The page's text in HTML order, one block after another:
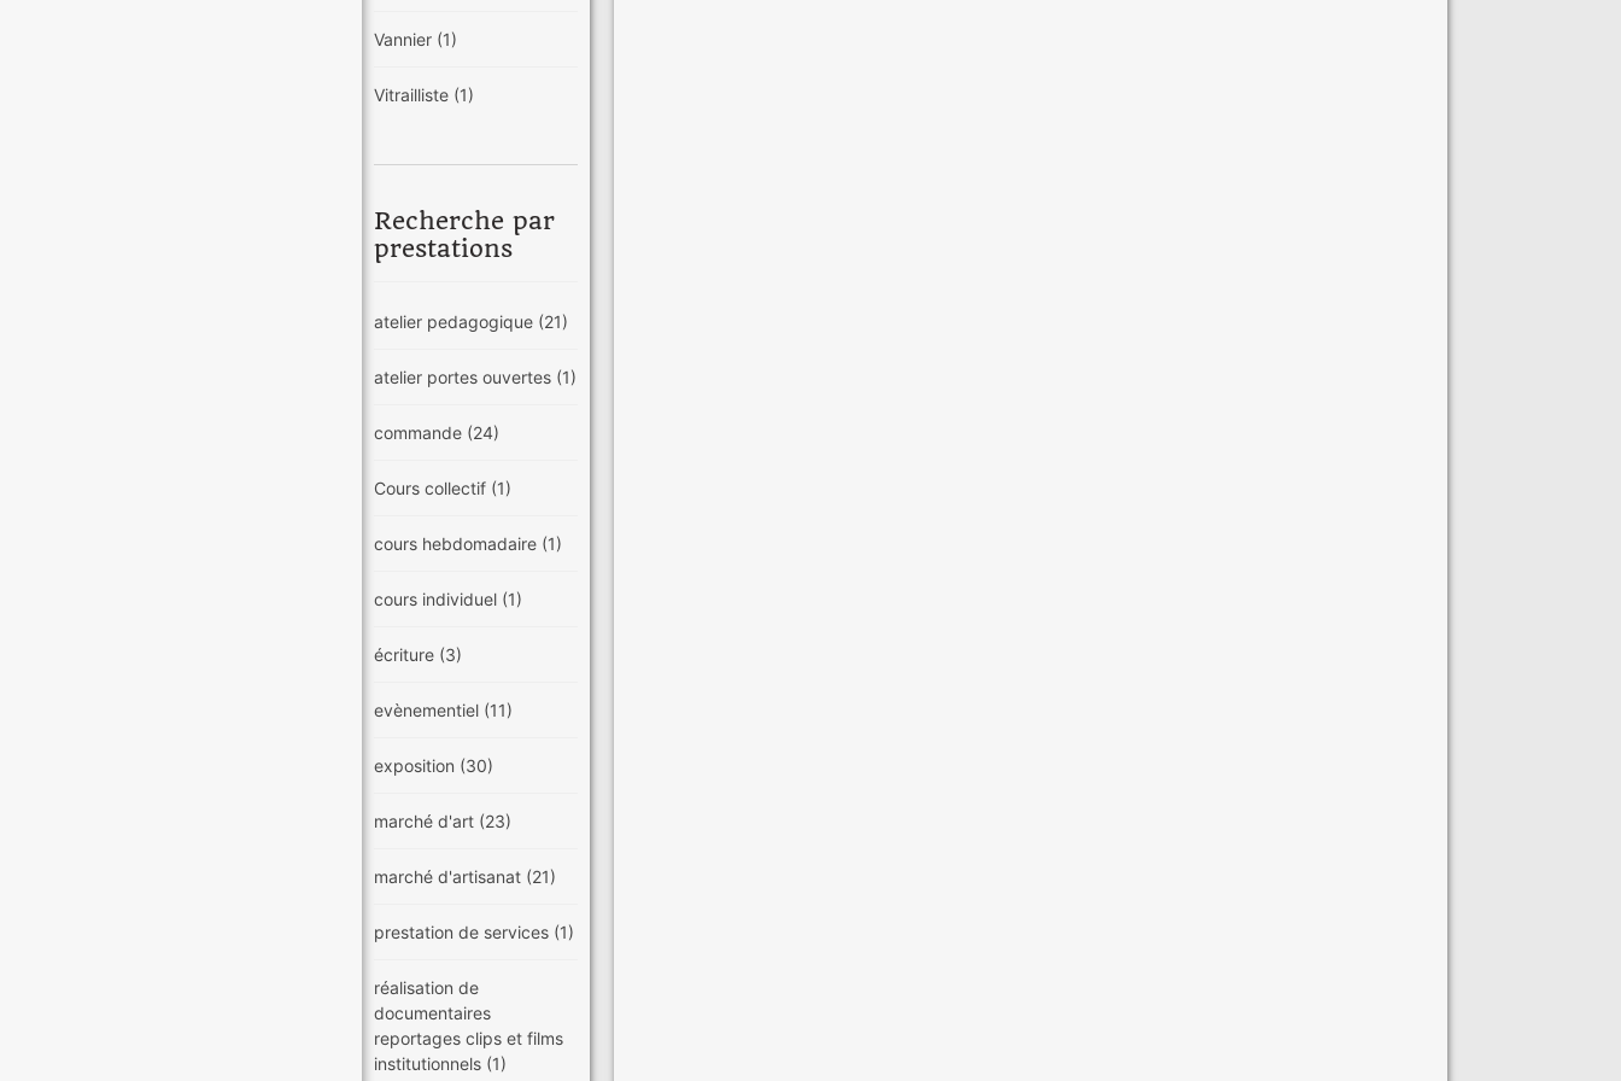
Vannier (1)
Vitrailliste (1)
Recherche par
prestations
atelier pedagogique (21)
atelier portes ouvertes (1)
commande (24)
Cours collectif (1)
cours hebdomadaire (1)
cours individuel (1)
écriture (3)
evènementiel (11)
exposition (30)
marché d'art (23)
marché d'artisanat (21)
prestation de services (1)
réalisation de
documentaires
reportages clips et films
institutionnels (1)